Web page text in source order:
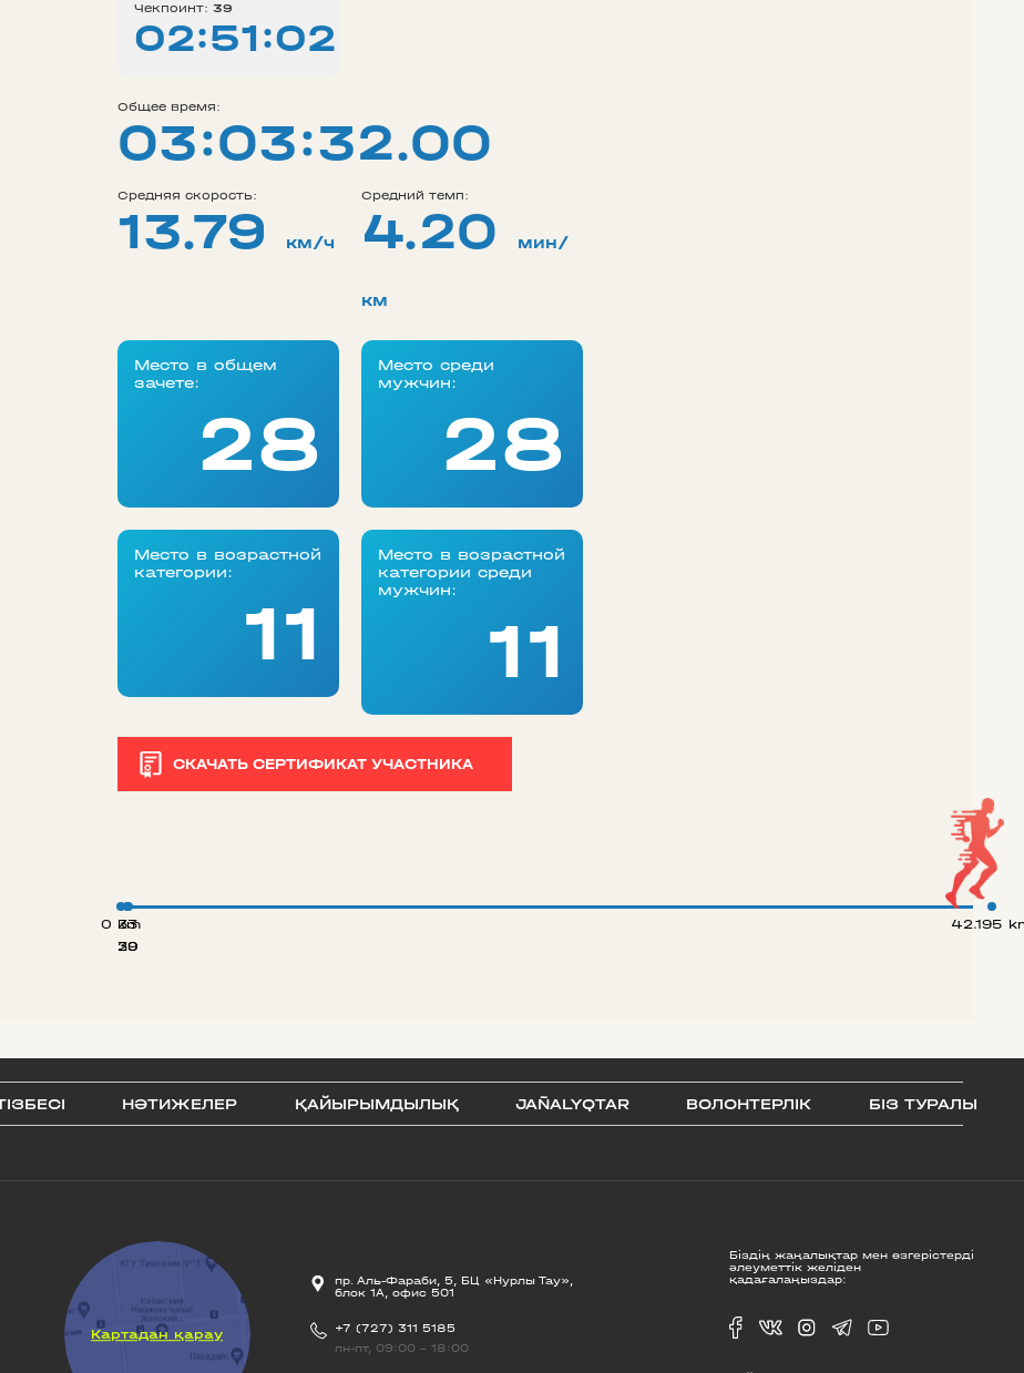
Чекпоинт: 39
02:51:02
Общее время:
03:03:32.00
Средняя скорость:
13.79 км/ч
Средний темп:
4.20 мин/
км
Место в общем
зачете:
28
Место среди
мужчин:
28
Место в возрастной
категории:
11
Место в возрастной
категории среди
мужчин:
11
СКАЧАТЬ СЕРТИФИКАТ УЧАСТНИКА
20
33
39
0 km 42.195
НӘТИЖЕЛЕР ҚАЙЫРЫМДЫЛЫҚ JAÑALYQTAR ВОЛОНТЕРЛІК БІЗ ТУРАЛЫ
Картадан қарау
пр. Аль-Фараби, 5, БЦ «Нурлы Тау»,
блок 1А, офис 501
+7 (727) 311 5185
пн-пт, 09:00 - 18:00
Біздің жаңалықтар мен өзгерістерді
әлеуметтік желіден
қадағалаңыздар: